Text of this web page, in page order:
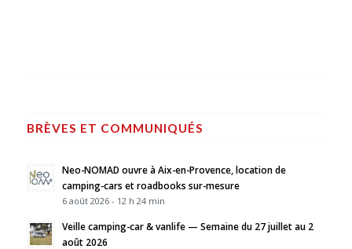
BRÈVES ET COMMUNIQUÉS
Neo-NOMAD ouvre à Aix-en-Provence, location de
camping-cars et roadbooks sur-mesure
6 août 2026 - 12 h 24 min
Veille camping-car & vanlife — Semaine du 27 juillet au 2
août 2026